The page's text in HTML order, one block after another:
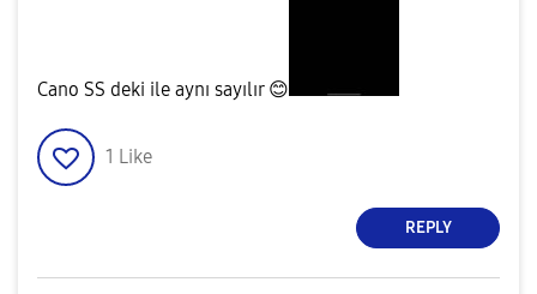
Cano SS deki ile aynı sayılır 😊
1 Like
REPLY